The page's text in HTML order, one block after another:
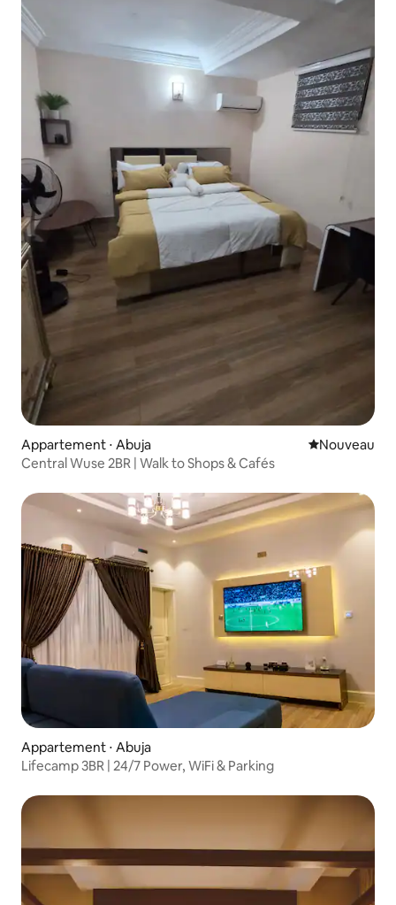
Appartement ⋅ Abuja Nouvel
Nouveau
Central Wuse 2BR | Walk to Shops & Cafés
Appartement ⋅ Abuja
Lifecamp 3BR | 24/7 Power, WiFi & Parking